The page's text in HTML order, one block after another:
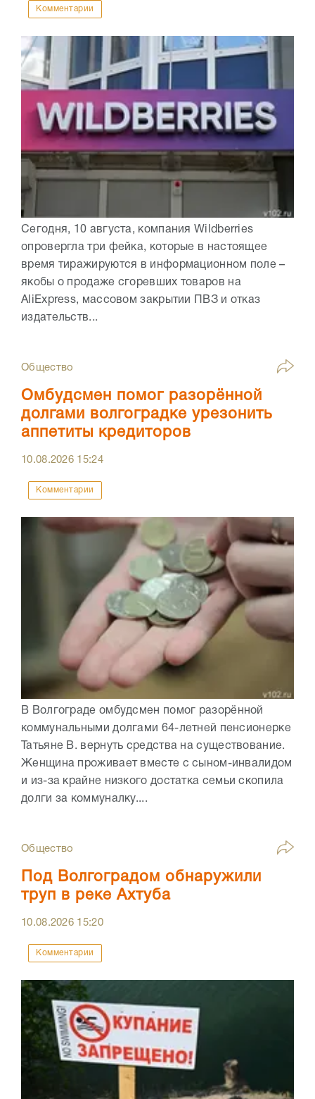
Комментарии
Сегодня, 10 августа, компания Wildberries
опровергла три фейка, которые в настоящее
время тиражируются в информационном поле –
якобы о продаже сгоревших товаров на
AliExpress, массовом закрытии ПВЗ и отказ
издательств...
Общество
Омбудсмен помог разорённой
долгами волгоградке урезонить
аппетиты кредиторов
10.08.2026 15:24
Комментарии
В Волгограде омбудсмен помог разорённой
коммунальными долгами 64-летней пенсионерке
Татьяне В. вернуть средства на существование.
Женщина проживает вместе с сыном-инвалидом
и из-за крайне низкого достатка семьи скопила
долги за коммуналку....
Общество
Под Волгоградом обнаружили
труп в реке Ахтуба
10.08.2026 15:20
Комментарии